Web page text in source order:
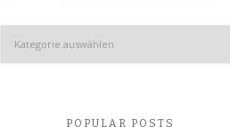
Kategorien
POPULAR POSTS